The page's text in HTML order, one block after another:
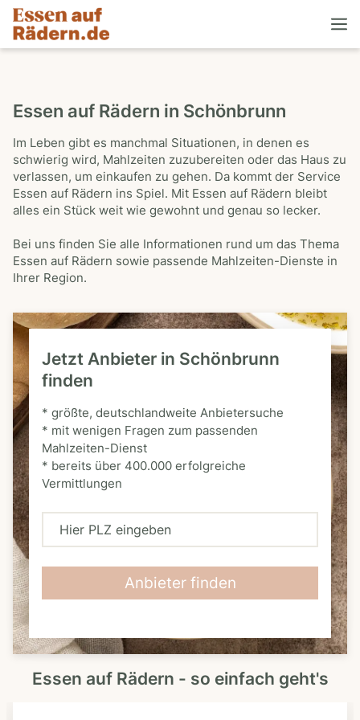
Essen auf Rädern in Schönbrunn
Im Leben gibt es manchmal Situationen, in denen es
schwierig wird, Mahlzeiten zuzubereiten oder das Haus zu
verlassen, um einkaufen zu gehen. Da kommt der Service
Essen auf Rädern ins Spiel. Mit Essen auf Rädern bleibt
alles ein Stück weit wie gewohnt und genau so lecker.
Bei uns finden Sie alle Informationen rund um das Thema
Essen auf Rädern sowie passende Mahlzeiten-Dienste in
Ihrer Region.
Jetzt Anbieter in Schönbrunn
finden
* größte, deutschlandweite Anbietersuche
* mit wenigen Fragen zum passenden
Mahlzeiten-Dienst
* bereits über 400.000 erfolgreiche
Vermittlungen
H
L
Z
Anbieter finden
Essen auf Rädern - so einfach geht's